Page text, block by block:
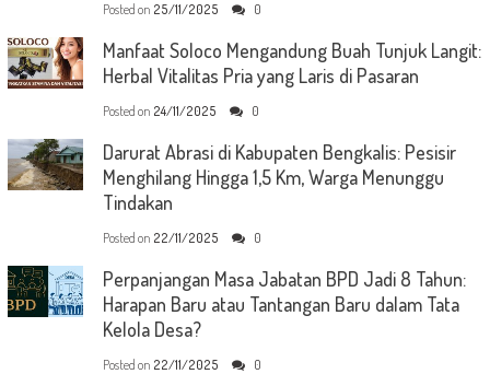
Posted on 25/11/2025 0
Manfaat Soloco Mengandung Buah Tunjuk Langit:
Herbal Vitalitas Pria yang Laris di Pasaran
Posted on 24/11/2025 0
Darurat Abrasi di Kabupaten Bengkalis: Pesisir
Menghilang Hingga 1,5 Km, Warga Menunggu
Tindakan
Posted on 22/11/2025 0
Perpanjangan Masa Jabatan BPD Jadi 8 Tahun:
Harapan Baru atau Tantangan Baru dalam Tata
Kelola Desa?
Posted on 22/11/2025 0